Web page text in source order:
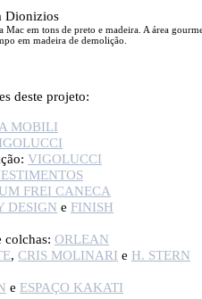
Mac em tons de preto e madeira. A área
em madeira de demolição.
deste projeto:
MOBILI
VIGOLUCCI
FREI CANECA
DESIGN e FINISH
colchas: ORLEAN
, CRIS MOLINARI e H. STERN
e ESPAÇO KAKATI